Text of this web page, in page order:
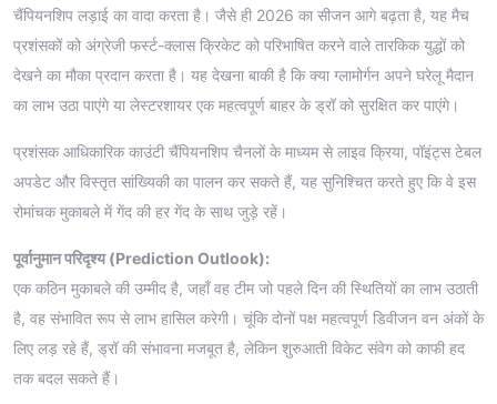
चैंपियनशिप लड़ाई का वादा करता है। जैसे ही 2026 का सीजन आगे बढ़ता है, यह मैच
प्रशंसकों को अंग्रेजी फर्स्ट-क्लास क्रिकेट को परिभाषित करने वाले तारकिक युद्धों को
देखने का मौका प्रदान करता है। यह देखना बाकी है कि क्या ग्लामोर्गन अपने घरेलू मैदान
का लाभ उठा पाएंगे या लेस्टरशायर एक महत्वपूर्ण बाहर के ड्रॉ को सुरक्षित कर पाएंगे।
प्रशंसक आधिकारिक काउंटी चैंपियनशिप चैनलों के माध्यम से लाइव क्रिया, पॉइंट्स टेबल
अपडेट और विस्तृत सांख्यिकी का पालन कर सकते हैं, यह सुनिश्चित करते हुए कि वे इस
रोमांचक मुकाबले में गेंद की हर गेंद के साथ जुड़े रहें।
पूर्वानुमान परिदृश्य (Prediction Outlook):
एक कठिन मुकाबले की उम्मीद है, जहाँ वह टीम जो पहले दिन की स्थितियों का लाभ उठाती
है, वह संभावित रूप से लाभ हासिल करेगी। चूंकि दोनों पक्ष महत्वपूर्ण डिवीजन वन अंकों के
लिए लड़ रहे हैं, ड्रॉ की संभावना मजबूत है, लेकिन शुरुआती विकेट संवेग को काफी हद
तक बदल सकते हैं।